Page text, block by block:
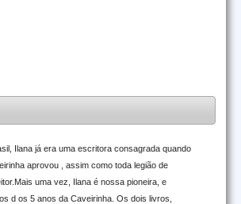
Ilana já era uma escritora consagrada quando
aprovou , assim como toda legião de
uma vez, Ilana é nossa pioneira, e
d os 5 anos da Caveirinha. Os dois livros,